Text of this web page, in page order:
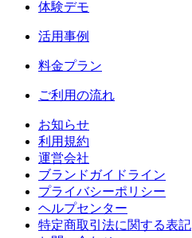
体験デモ
活用事例
料金プラン
ご利用の流れ
お知らせ
利用規約
運営会社
ブランドガイドライン
プライバシーポリシー
ヘルプセンター
特定商取引法に関する表記